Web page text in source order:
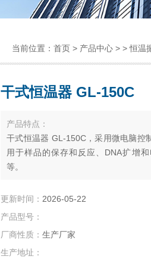
当前位置： 首页 > 产品中心 > >恒温
干式恒温器 GL-150C
产品特点：
干式恒温器 GL-150C，采用微电脑控
用于样品的保存和反应、DNA扩增
等。
更新时间： 2026-05-22
产品型号：
厂商性质： 生产厂家
生产地址：